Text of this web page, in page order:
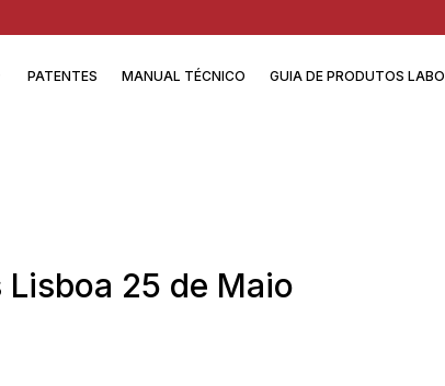
PATENTES MANUAL TÉCNICO GUIA DE PRODUTOS LABO
25 de Maio